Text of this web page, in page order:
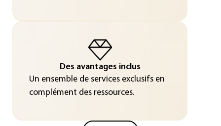
Des avantages inclus
Un ensemble de services exclusifs en
complément des ressources.